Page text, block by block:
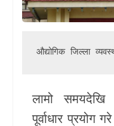
सूचना
प्रविधि
स्वास्थ्य
औद्योगिक जिल्ला
लामो समयदेखि
पूर्वाधार प्रयोग